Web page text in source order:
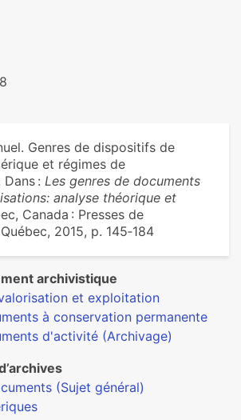
Genres de dispositifs de
et régimes de
: Les genres de documents
analyse théorique et
Canada : Presses de
2015, p. 145‑184
archivistique
et exploitation
à conservation permanente
d'activité (Archivage)
(Sujet général)